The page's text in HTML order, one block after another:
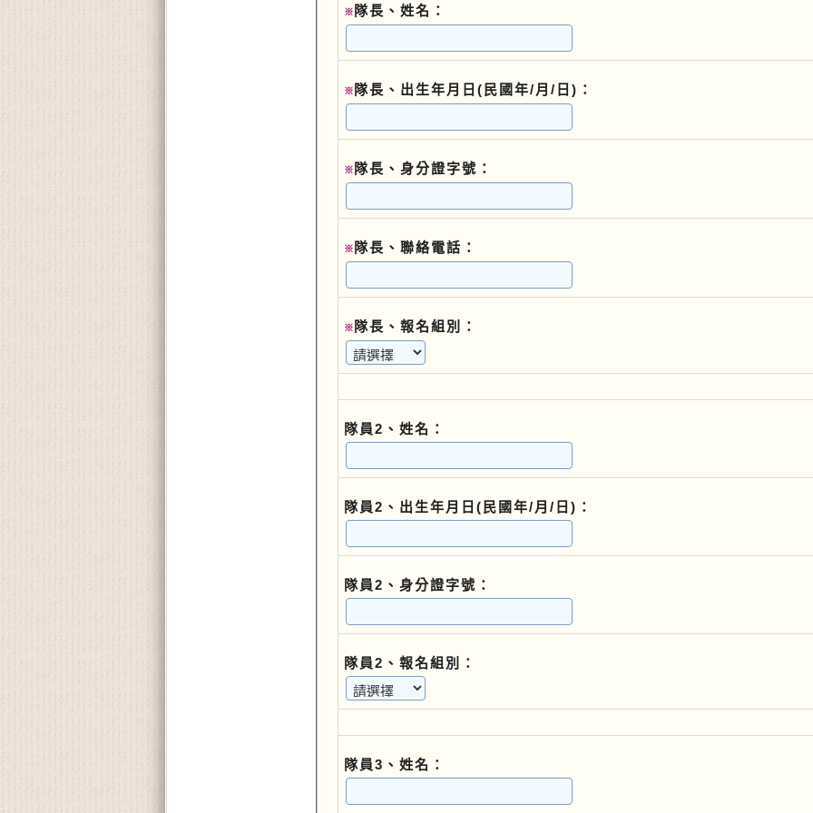
※ 隊長、姓名：
※ 隊長、出生年月日(民國年/月/日)：
※ 隊長、身分證字號：
※ 隊長、聯絡電話：
※ 隊長、報名組別：
隊員2、姓名：
隊員2、出生年月日(民國年/月/日)：
隊員2、身分證字號：
隊員2、報名組別：
隊員3、姓名：